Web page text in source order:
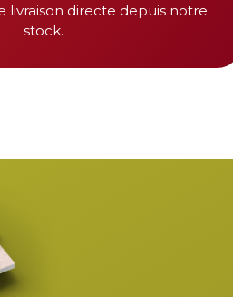
livraison directe depuis notre
stock.